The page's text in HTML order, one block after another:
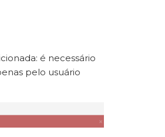
é necessário
pelo usuário